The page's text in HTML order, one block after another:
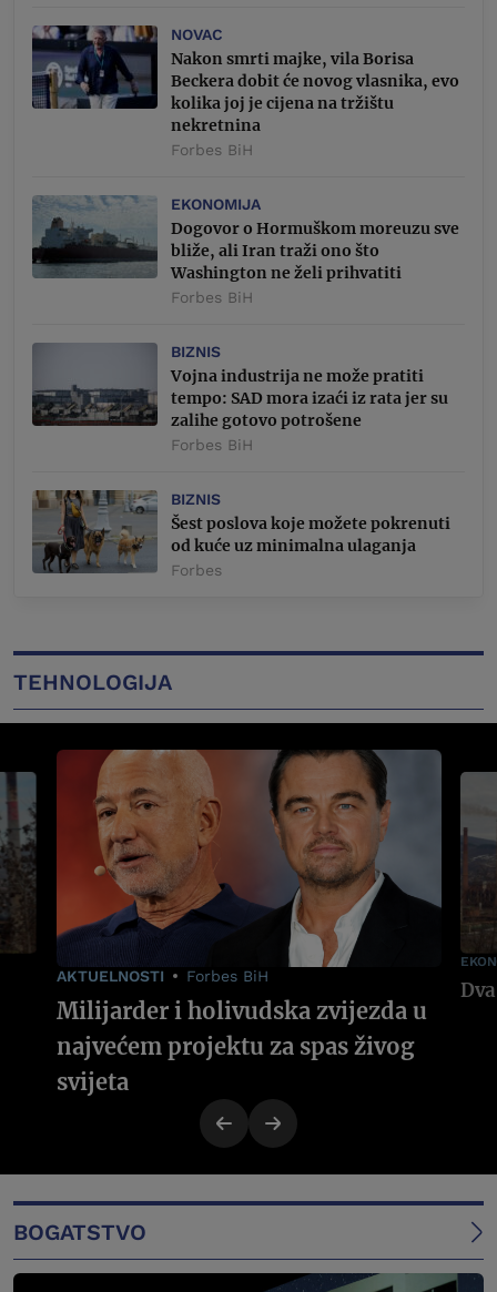
NOVAC
Nakon smrti majke, vila Borisa
Beckera dobit će novog vlasnika, evo
kolika joj je cijena na tržištu
nekretnina
Forbes BiH
EKONOMIJA
Dogovor o Hormuškom moreuzu sve
bliže, ali Iran traži ono što
Washington ne želi prihvatiti
Forbes BiH
BIZNIS
Vojna industrija ne može pratiti
tempo: SAD mora izaći iz rata jer su
zalihe gotovo potrošene
Forbes BiH
BIZNIS
Šest poslova koje možete pokrenuti
od kuće uz minimalna ulaganja
Forbes
TEHNOLOGIJA
AKTUELNOSTI Forbes BiH
Milijarder i holivudska zvijezda u
najvećem projektu za spas živog
svijeta
BOGATSTVO